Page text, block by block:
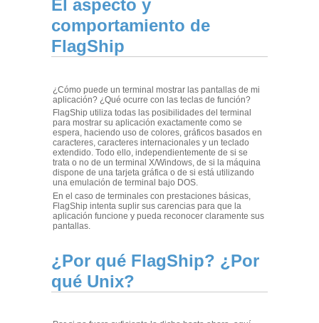
El aspecto y
comportamiento de
FlagShip
¿Cómo puede un terminal mostrar las pantallas de mi
aplicación? ¿Qué ocurre con las teclas de función?
FlagShip utiliza todas las posibilidades del terminal
para mostrar su aplicación exactamente como se
espera, haciendo uso de colores, gráficos basados en
caracteres, caracteres internacionales y un teclado
extendido. Todo ello, independientemente de si se
trata o no de un terminal X/Windows, de si la máquina
dispone de una tarjeta gráfica o de si está utilizando
una emulación de terminal bajo DOS.
En el caso de terminales con prestaciones básicas,
FlagShip intenta suplir sus carencias para que la
aplicación funcione y pueda reconocer claramente sus
pantallas.
¿Por qué FlagShip? ¿Por
qué Unix?